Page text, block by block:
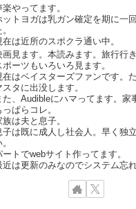
楽やってます。
ットヨガは乳ガン確定を期に一
在は近所のスポクラ通い中。
画見ます。本読みます。旅行行き
ポーツもいろいろ見ます。
在はベイスターズファンです。
スタに出没します。
た、Audibleにハマってます。家
っぱらコレ。
族は夫と息子。
子は既に成人し社会人。早く独
ートでwebサイト作ってます。
近は更新のみなのでシステム忘